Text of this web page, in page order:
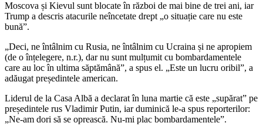
Moscova și Kievul sunt blocate în război de mai bine de trei ani, iar
Trump a descris atacurile neîncetate drept „o situație care nu este
bună”.
„Deci, ne întâlnim cu Rusia, ne întâlnim cu Ucraina și ne apropiem
(de o înțelegere, n.r.), dar nu sunt mulțumit cu bombardamentele
care au loc în ultima săptămână”, a spus el. „Este un lucru oribil”, a
adăugat președintele american.
Liderul de la Casa Albă a declarat în luna martie că este „supărat” pe
președintele rus Vladimir Putin, iar duminică le-a spus reporterilor:
„Ne-am dori să se oprească. Nu-mi plac bombardamentele”.